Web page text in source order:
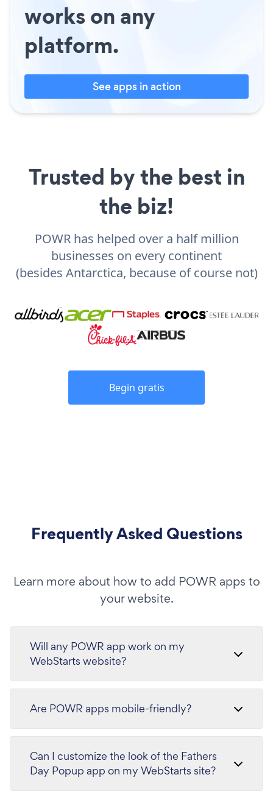
works on any
platform.
See apps in action
Trusted by the best in
the biz!
POWR has helped over a half million
businesses on every continent
(besides Antarctica, because of course not)
Begin gratis
Frequently Asked Questions
Learn more about how to add POWR apps to
your website.
Will any POWR app work on my
WebStarts website?
Are POWR apps mobile-friendly?
Can I customize the look of the Fathers
Day Popup app on my WebStarts site?